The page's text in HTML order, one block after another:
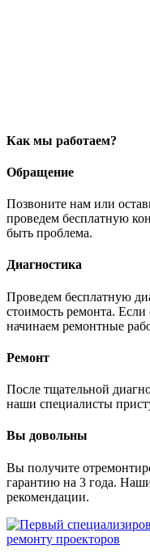
Как мы работаем?
Обращение
Позвоните нам или
проведем бесплатную
быть проблема.
Диагностика
Проведем бесплатную
стоимость ремонта. Если
начинаем ремонтные
Ремонт
После тщательной
наши специалисты
Вы довольны
Вы получите
гарантию на 3 года.
рекомендации.